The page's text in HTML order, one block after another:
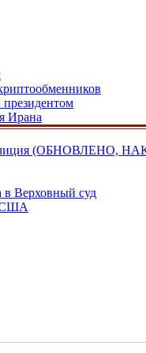
президентом
Ирана
(ОБНОВЛЕНО,
в Верховный суд
США